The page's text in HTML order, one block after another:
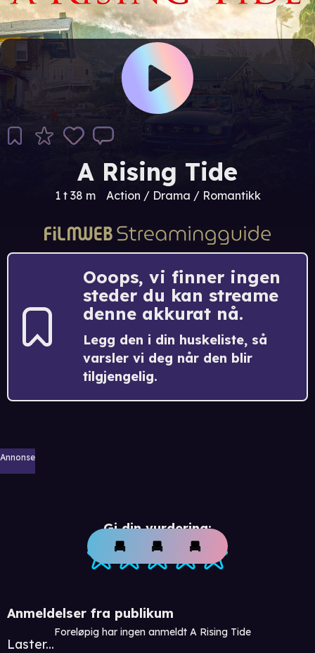
A Rising Tide
1 t 38 m Action / Drama / Romantikk
Ooops, vi finner ingen
steder du kan streame
denne akkurat nå.
Legg den i din huskeliste, så
varsler vi deg når den blir
tilgjengelig.
Annonse
Gi din vurdering:
Anmeldelser fra publikum
Laster...
Foreløpig har ingen anmeldt A Rising Tide